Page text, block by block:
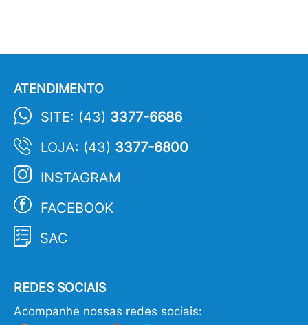
ATENDIMENTO
SITE: (43) 3377-6686
LOJA: (43) 3377-6800
INSTAGRAM
FACEBOOK
SAC
REDES SOCIAIS
Acompanhe nossas redes sociais: